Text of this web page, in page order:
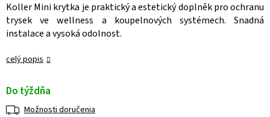
Koller Mini krytka je praktický a estetický doplněk pro ochranu
trysek ve wellness a koupelnových systémech. Snadná
instalace a vysoká odolnost.
celý popis
Do týždňa
Možnosti doručenia